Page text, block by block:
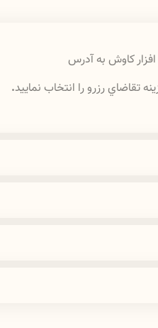
كاوش به آدرس
تقاضاي رزرو را انتخاب نماييد.
كتابدار و دريافت شماره